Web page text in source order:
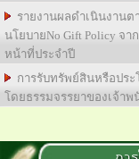
รายงานผลดำเนินงานต
นโยบายNo Gift Policy จา
หน้าที่ประจำปี
การรับทรัพย์สินหรือปร
โดยธรรมจรรยาของเจ้าพ